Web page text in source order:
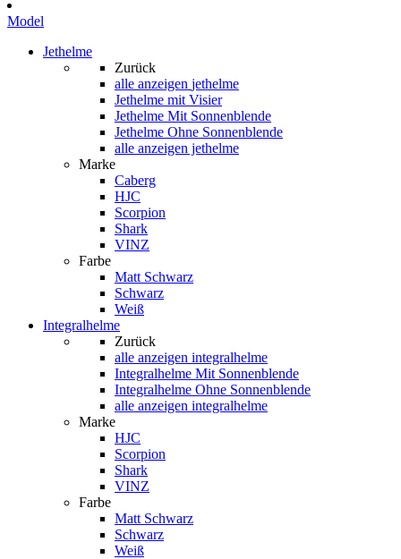
Model
Jethelme
Zurück
alle anzeigen jethelme
Jethelme mit Visier
Jethelme Mit Sonnenblende
Jethelme Ohne Sonnenblende
alle anzeigen jethelme
Marke
Caberg
HJC
Scorpion
Shark
VINZ
Farbe
Matt Schwarz
Schwarz
Weiß
Integralhelme
Zurück
alle anzeigen integralhelme
Integralhelme Mit Sonnenblende
Integralhelme Ohne Sonnenblende
alle anzeigen integralhelme
Marke
HJC
Scorpion
Shark
VINZ
Farbe
Matt Schwarz
Schwarz
Weiß